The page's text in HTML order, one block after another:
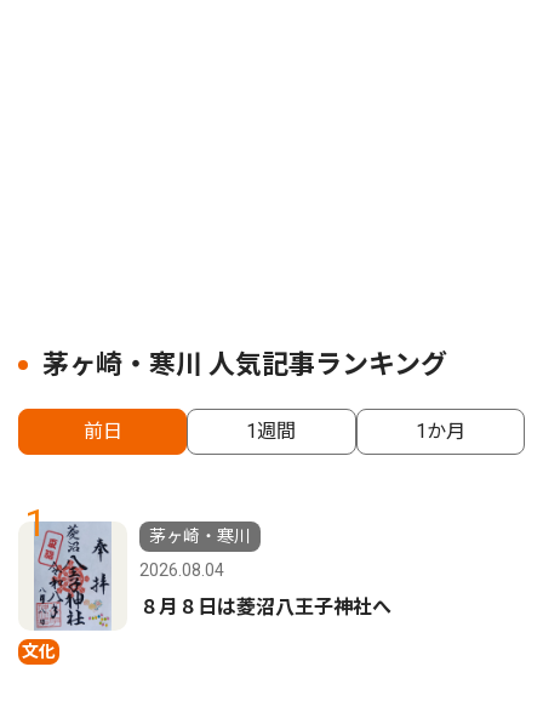
茅ヶ崎・寒川 人気記事ランキング
前日 1週間 1か月
1
文化
茅ヶ崎・寒川
2026.08.04
８月８日は菱沼八王子神社へ